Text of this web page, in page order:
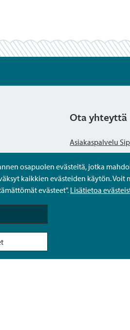
osapuolen evästeitä, jotka
kaikkien evästeiden käytön. Voit
evästeet". Lisätietoa
Ota yhteyttä
Asiakaspalvelu
Anna palautetta
Kysy tai asioi